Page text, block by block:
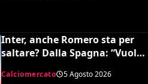
Inter, anche Romero sta per
saltare? Dalla Spagna: “Vuole
Calciomercato 5 Agosto 2026